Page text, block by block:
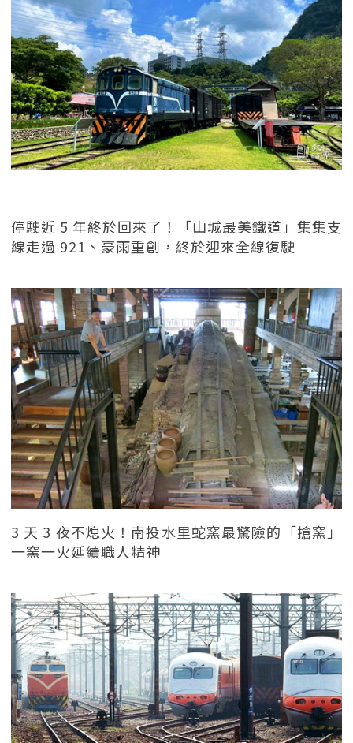
停駛近 5 年終於回來了！「山城最美鐵道」集集支
線走過 921、豪雨重創，終於迎來全線復駛
3 天 3 夜不熄火！南投水里蛇窯最驚險的「搶窯」
一窯一火延續職人精神